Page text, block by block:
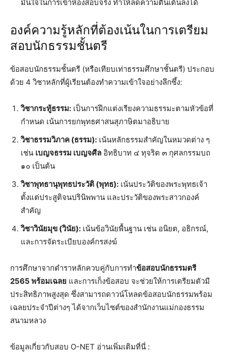
มั่นใจในการเข้าห้องสอบจริง ทำให้ลดความตื่นเต้นลงได้
องค์ความรู้หลักที่ต้องเน้นในการเตรียม
สอบนักธรรมชั้นตรี
ข้อสอบนักธรรมชั้นตรี (หรือเทียบเท่าธรรมศึกษาชั้นตรี) ประกอบ
ด้วย 4 วิชาหลักที่ผู้เรียนต้องทำความเข้าใจอย่างลึกซึ้ง:
วิชากระทู้ธรรม: เป็นการฝึกแต่งเรียงความธรรมะตามหัวข้อที่
กำหนด เน้นการยกพุทธศาสนสุภาษิตมาอธิบาย
วิชาธรรมวิภาค (ธรรม): เน้นหลักธรรมสำคัญในหมวดต่าง ๆ
เช่น เบญจธรรม เบญจศีล อิทธิบาท ๔ ทุจริต ๓ กุศลกรรมบถ
๑๐ เป็นต้น
วิชาพุทธานุพุทธประวัติ (พุทธ): เน้นประวัติของพระพุทธเจ้า
ตั้งแต่ประสูติจนปรินิพพาน และประวัติของพระสาวกองค์
สำคัญ
วิชาวินัยมุข (วินัย): เน้นข้อวินัยพื้นฐาน เช่น อนิยต, อธิกรณ์,
และการจัดระเบียบองค์กรสงฆ์
การศึกษาจากตำราหลักควบคู่กับการทำข้อสอบนักธรรมตรี
2565 พร้อมเฉลย และการเก็งข้อสอบ จะช่วยให้การเตรียมตัวมี
ประสิทธิภาพสูงสุด ซึ่งสามารถดาวน์โหลดข้อสอบนักธรรมพร้อม
เฉลยประจำปีต่างๆ ได้จากเว็บไซต์ของสำนักงานแม่กองธรรม
สนามหลวง
ข้อมูลเกี่ยวกับสอบ O-NET อ่านเพิ่มเติมที่นี่ :